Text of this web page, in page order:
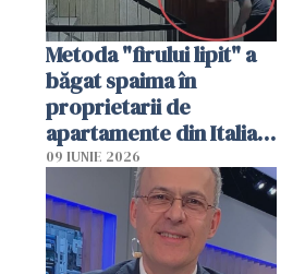
Metoda "firului lipit" a
băgat spaima în
proprietarii de
apartamente din Italia.
Poliția, sesizată
09 IUNIE 2026